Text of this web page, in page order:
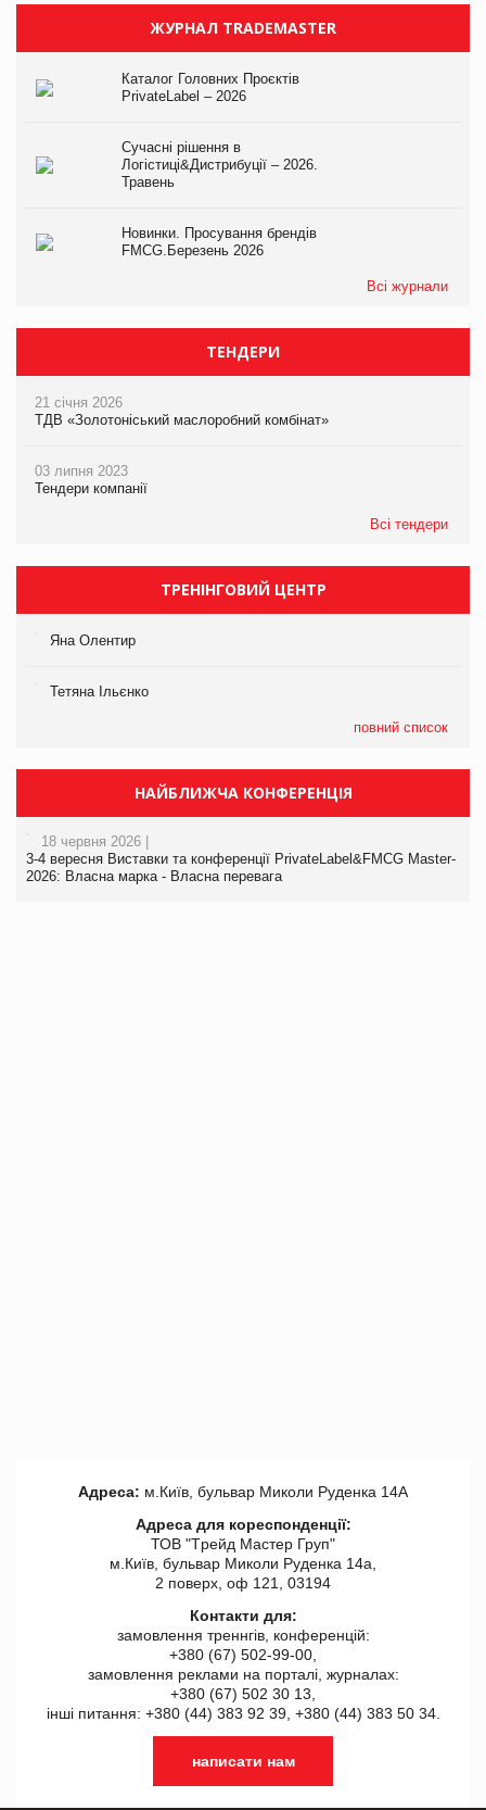
ЖУРНАЛ TRADEMASTER
Каталог Головних Проєктів
PrivateLabel – 2026
Сучасні рішення в
Логістиці&Дистрибуції – 2026.
Травень
Новинки. Просування брендів
FMCG.Березень 2026
Всі журнали
ТЕНДЕРИ
21 січня 2026
ТДВ «Золотоніський маслоробний комбінат»
03 липня 2023
Тендери компанії
Всі тендери
ТРЕНІНГОВИЙ ЦЕНТР
Яна Олентир
Тетяна Ільєнко
повний список
НАЙБЛИЖЧА КОНФЕРЕНЦІЯ
18 червня 2026 |
3-4 вересня Виставки та конференції PrivateLabel&FMCG Master-
2026: Власна марка - Власна перевага
Адреса: м.Київ, бульвар Миколи Руденка 14А
Адреса для кореспонденції:
ТОВ "Tрейд Мастер Груп"
м.Київ, бульвар Миколи Руденка 14а,
2 поверх, оф 121, 03194
Контакти для:
замовлення треннгів, конференцій:
+380 (67) 502-99-00,
замовлення реклами на порталі, журналах:
+380 (67) 502 30 13,
інші питання: +380 (44) 383 92 39, +380 (44) 383 50 34.
написати нам